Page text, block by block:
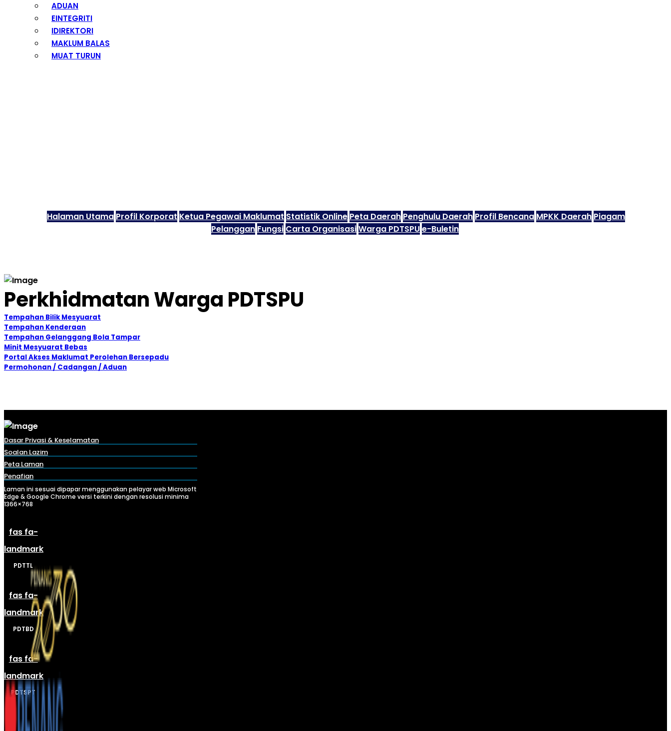
ADUAN
EINTEGRITI
IDIREKTORI
MAKLUM BALAS
MUAT TURUN
Halaman Utama Profil Korporat Ketua Pegawai Maklumat Statistik Online Peta Daerah Penghulu Daerah Profil Bencana MPKK Daerah Piagam
Pelanggan Fungsi Carta OrganisasiWarga PDTSPU e-Buletin
Perkhidmatan Warga PDTSPU
Tempahan Bilik Mesyuarat
Tempahan Kenderaan
Tempahan Gelanggang Bola Tampar
Minit Mesyuarat Bebas
Portal Akses Maklumat Perolehan Bersepadu
Permohonan / Cadangan / Aduan
Dasar Privasi & Keselamatan
Soalan Lazim
Peta Laman
Penafian
Laman ini sesuai dipapar menggunakan pelayar web Microsoft
Edge & Google Chrome versi terkini dengan resolusi minima
1366×768
fas fa-
landmark
PDTTL
fas fa-
landmark
PDTBD
fas fa-
landmark
PDTSPT